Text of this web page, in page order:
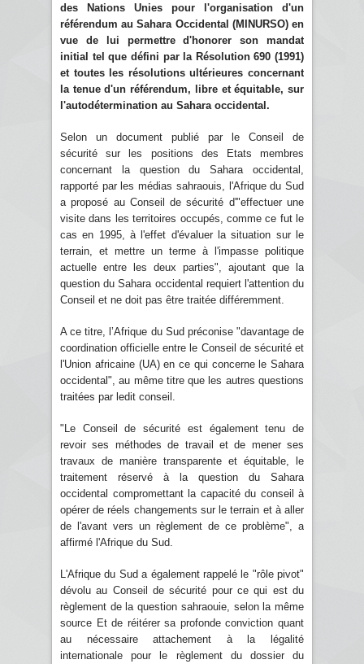
des Nations Unies pour l'organisation d'un
référendum au Sahara Occidental (MINURSO) en
vue de lui permettre d'honorer son mandat
initial tel que défini par la Résolution 690 (1991)
et toutes les résolutions ultérieures concernant
la tenue d'un référendum, libre et équitable, sur
l'autodétermination au Sahara occidental.
Selon un document publié par le Conseil de
sécurité sur les positions des Etats membres
concernant la question du Sahara occidental,
rapporté par les médias sahraouis, l'Afrique du Sud
a proposé au Conseil de sécurité d'"effectuer une
visite dans les territoires occupés, comme ce fut le
cas en 1995, à l'effet d'évaluer la situation sur le
terrain, et mettre un terme à l'impasse politique
actuelle entre les deux parties", ajoutant que la
question du Sahara occidental requiert l'attention du
Conseil et ne doit pas être traitée différemment.
A ce titre, l’Afrique du Sud préconise "davantage de
coordination officielle entre le Conseil de sécurité et
l'Union africaine (UA) en ce qui concerne le Sahara
occidental", au même titre que les autres questions
traitées par ledit conseil.
"Le Conseil de sécurité est également tenu de
revoir ses méthodes de travail et de mener ses
travaux de manière transparente et équitable, le
traitement réservé à la question du Sahara
occidental compromettant la capacité du conseil à
opérer de réels changements sur le terrain et à aller
de l'avant vers un règlement de ce problème", a
affirmé l'Afrique du Sud.
L'Afrique du Sud a également rappelé le "rôle pivot"
dévolu au Conseil de sécurité pour ce qui est du
règlement de la question sahraouie, selon la même
source Et de réitérer sa profonde conviction quant
au nécessaire attachement à la légalité
internationale pour le règlement du dossier du